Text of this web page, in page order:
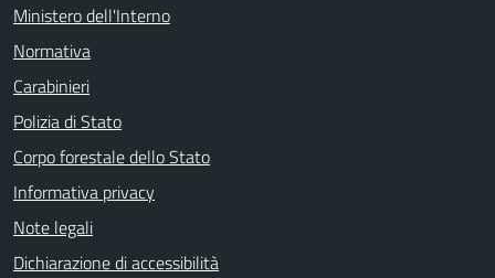
Ministero dell'Interno
Normativa
Carabinieri
Polizia di Stato
Corpo forestale dello Stato
Informativa privacy
Note legali
Dichiarazione di accessibilità